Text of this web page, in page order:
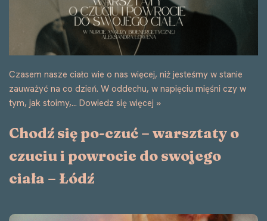
zauważyć na co dzień. W oddechu, w napięciu mięśni czy w
tym, jak stoimy,…Dowiedz się więcej »
Chodź się po-czuć – warsztaty o
czuciu i powrocie do swojego
ciała – Łódź